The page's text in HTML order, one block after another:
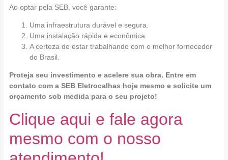
Ao optar pela SEB, você garante:
Uma infraestrutura durável e segura.
Uma instalação rápida e econômica.
A certeza de estar trabalhando com o melhor fornecedor
do Brasil.
Proteja seu investimento e acelere sua obra. Entre em
contato com a SEB Eletrocalhas hoje mesmo e solicite um
orçamento sob medida para o seu projeto!
Clique aqui e fale agora
mesmo com o nosso